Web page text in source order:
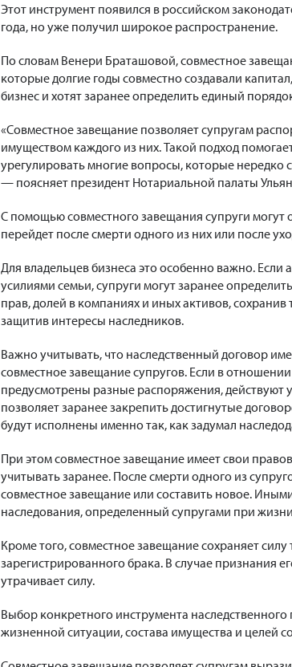
Этот инструмент появился в российском
года, но уже получил широкое распространение.
По словам Венери Браташовой, совместное
которые долгие годы совместно создавали
бизнес и хотят заранее определить единый
«Совместное завещание позволяет супругам
имуществом каждого из них. Такой подход
урегулировать многие вопросы, которые нередко
— поясняет президент Нотариальной палаты
С помощью совместного завещания супруги могут
перейдет после смерти одного из них или после
Для владельцев бизнеса это особенно важно. Если
усилиями семьи, супруги могут заранее
прав, долей в компаниях и иных активов, сохранив
защитив интересы наследников.
Важно учитывать, что наследственный договор
совместное завещание супругов. Если в
предусмотрены разные распоряжения, действуют
позволяет заранее закрепить достигнутые
будут исполнены именно так, как задумал
При этом совместное завещание имеет свои
учитывать заранее. После смерти одного из
совместное завещание или составить новое.
наследования, определенный супругами при
Кроме того, совместное завещание сохраняет
зарегистрированного брака. В случае признания
утрачивает силу.
Выбор конкретного инструмента наследственного
жизненной ситуации, состава имущества и целей